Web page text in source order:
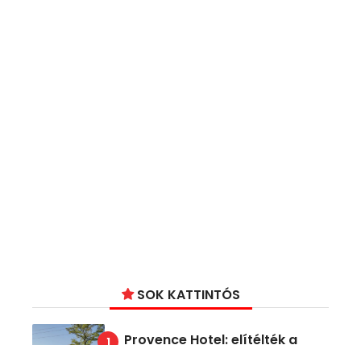
SOK KATTINTÓS
Provence Hotel: elítélték a